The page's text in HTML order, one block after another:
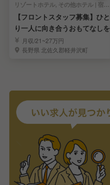
リゾートホテル, その他ホテル | 宿泊部門 | フロントスタッフ
【フロントスタッフ募集】ひと
り一人に向き合うおもてなしを
月収/21~27万円
長野県 北佐久郡軽井沢町